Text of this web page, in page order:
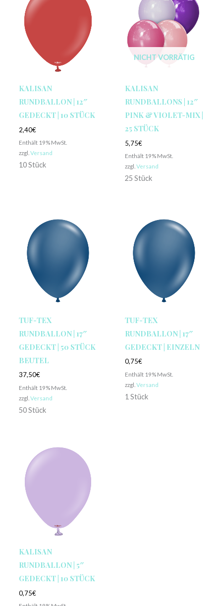
KALISAN
RUNDBALLON | 12″
GEDECKT | 10 STÜCK
2,40€
Enthält 19% MwSt.
zzgl. Versand
10 Stück
NICHT VORRÄTIG
KALISAN
RUNDBALLONS | 12″
PINK & VIOLET-MIX |
25 STÜCK
5,75€
Enthält 19% MwSt.
zzgl. Versand
25 Stück
TUF-TEX
RUNDBALLON | 17″
GEDECKT | 50 STÜCK
BEUTEL
37,50€
Enthält 19% MwSt.
zzgl. Versand
50 Stück
TUF-TEX
RUNDBALLON | 17″
GEDECKT | EINZELN
0,75€
Enthält 19% MwSt.
zzgl. Versand
1 Stück
KALISAN
RUNDBALLON | 5″
GEDECKT | 10 STÜCK
0,75€